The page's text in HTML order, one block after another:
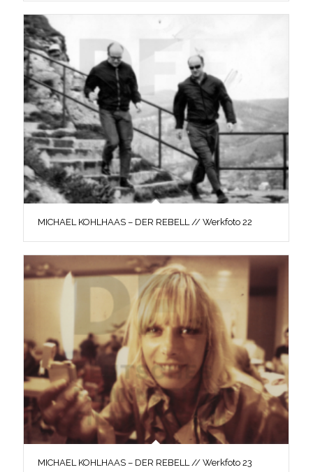
MICHAEL KOHLHAAS – DER REBELL // Werkfoto 22
MICHAEL KOHLHAAS – DER REBELL // Werkfoto 23